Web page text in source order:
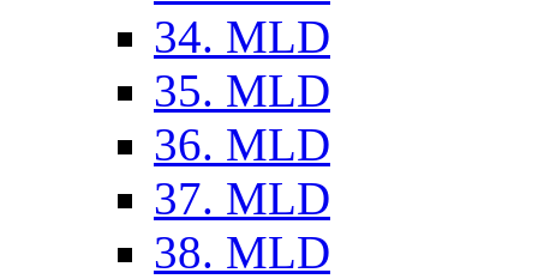
34. MLD
35. MLD
36. MLD
37. MLD
38. MLD